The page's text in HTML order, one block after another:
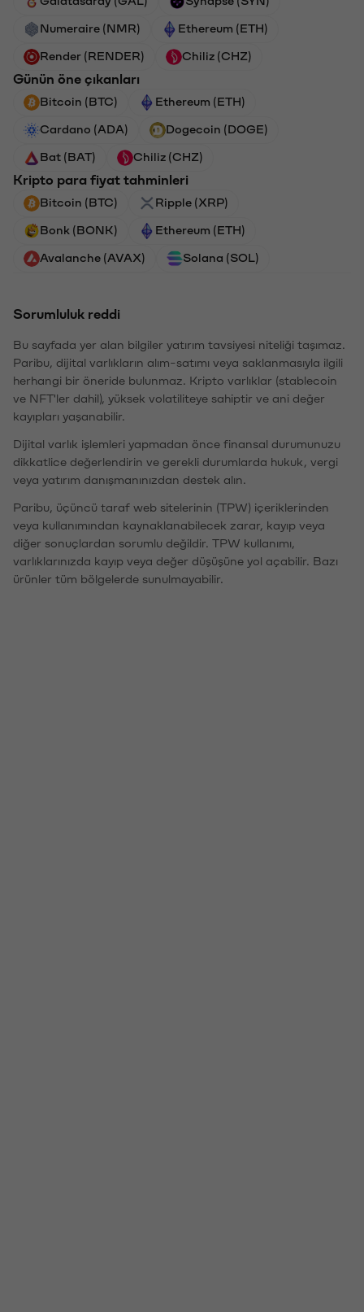
Numeraire (NMR) Ethereum (ETH)
Render (RENDER) Chiliz (CHZ)
Günün öne çıkanları
Bitcoin (BTC) Ethereum (ETH)
Cardano (ADA) Dogecoin (DOGE)
Bat (BAT) Chiliz (CHZ)
Kripto para fiyat tahminleri
Bitcoin (BTC) Ripple (XRP)
Bonk (BONK) Ethereum (ETH)
Avalanche (AVAX) Solana (SOL)
Sorumluluk reddi
Bu sayfada yer alan bilgiler yatırım tavsiyesi niteliği taşımaz.
Paribu, dijital varlıkların alım-satımı veya saklanmasıyla ilgili
herhangi bir öneride bulunmaz. Kripto varlıklar (stablecoin
ve NFT'ler dahil), yüksek volatiliteye sahiptir ve ani değer
kayıpları yaşanabilir.
Dijital varlık işlemleri yapmadan önce finansal durumunuzu
dikkatlice değerlendirin ve gerekli durumlarda hukuk, vergi
veya yatırım danışmanınızdan destek alın.
Paribu, üçüncü taraf web sitelerinin (TPW) içeriklerinden
veya kullanımından kaynaklanabilecek zarar, kayıp veya
diğer sonuçlardan sorumlu değildir. TPW kullanımı,
varlıklarınızda kayıp veya değer düşüşüne yol açabilir. Bazı
ürünler tüm bölgelerde sunulmayabilir.